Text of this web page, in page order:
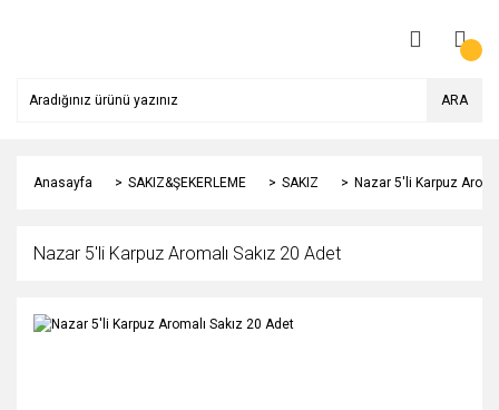
ARA
Anasayfa SAKIZ&ŞEKERLEME SAKIZ Nazar 5'li Karpuz
Nazar 5'li Karpuz Aromalı Sakız 20 Adet